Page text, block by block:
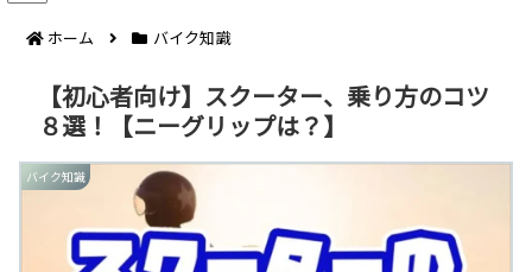
ホーム バイク知識
【初心者向け】スクーター、乗り方のコツ
８選！【ニーグリップは？】
バイク知識